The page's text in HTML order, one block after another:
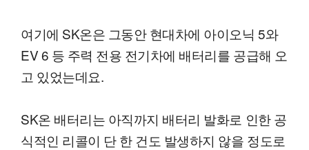
여기에 SK온은 그동안 현대차에 아이오닉 5와
EV 6 등 주력 전용 전기차에 배터리를 공급해 오
고 있었는데요.
SK온 배터리는 아직까지 배터리 발화로 인한 공
식적인 리콜이 단 한 건도 발생하지 않을 정도로